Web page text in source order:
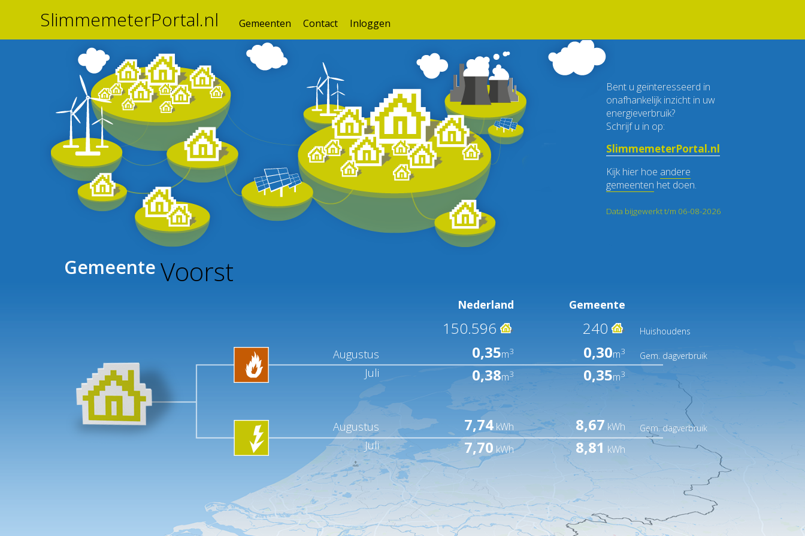
SlimmemeterPortal.nl Gemeenten Contact Inloggen
Bent u geïnteresseerd in
onafhankelijk inzicht in uw
energieverbruik?
Schrijf u in op:
SlimmemeterPortal.nl
Kijk hier hoe andere
gemeenten het doen.
Data bijgewerkt t/m 06-08-2026
Gemeente Voorst
Nederland Gemeente
150.596 240 Huishoudens
Augustus 0,35m3 0,30m3 Gem. dagverbruik
Juli 0,38m3 0,35m3
Augustus 7,74 kWh 8,67 kWh Gem. dagverbruik
Juli 7,70 kWh 8,81 kWh